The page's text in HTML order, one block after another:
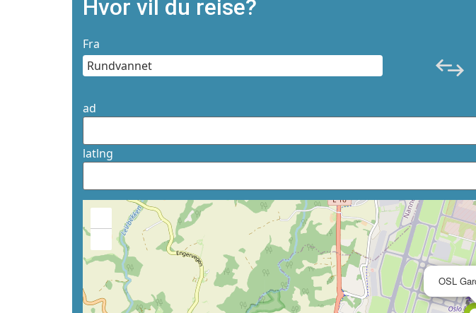
Hvor vil du reise?
Fra
ad
latlng
OSL